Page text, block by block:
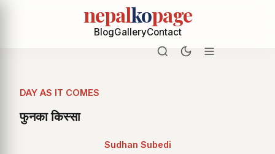
nepalkopage
BlogGalleryContact
DAY AS IT COMES
फुनका किस्सा
Sudhan Subedi